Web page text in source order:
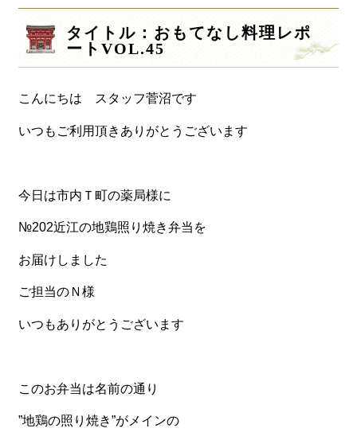
価格から選ぶ
~999円
8,000円~
食材から選ぶ
お肉メイン弁当
お魚メイン弁当
お野菜メイン弁当
種類から選ぶ
近江(滋賀)地方ゆかりの弁当
タイトル：おもてなし料理レポ
ートVOL.45
こんにちは スタッフ菅沼です
いつもご利用頂きありがとうございます
今日は市内Ｔ町の薬局様に
№202近江の地鶏照り焼き弁当を
お届けしました
ご担当のＮ様
いつもありがとうございます
このお弁当は名前の通り
”地鶏の照り焼き”がメインの